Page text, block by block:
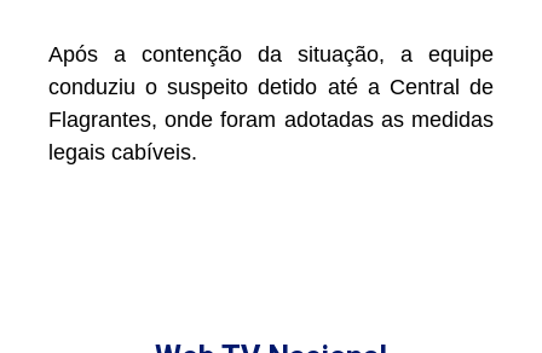
Após a contenção da situação, a equipe
conduziu o suspeito detido até a Central de
Flagrantes, onde foram adotadas as medidas
legais cabíveis.